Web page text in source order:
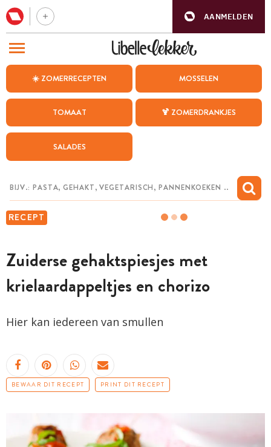
AANMELDEN
☀️ ZOMERRECEPTEN MOSSELEN
TOMAAT 🍹 ZOMERDRANKJES
SALADES
RECEPT
Zuiderse gehaktspiesjes met
krielaardappeltjes en chorizo
Hier kan iedereen van smullen
BEWAAR DIT RECEPT PRINT DIT RECEPT
BEZOEK ONZE ANDERE WEBSITES
WEEKMENU
CHAT MET MAIA
MIJN BEWAARDE RECEPTEN